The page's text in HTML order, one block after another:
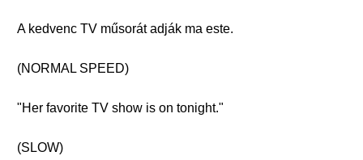
A kedvenc TV műsorát adják ma este.
(NORMAL SPEED)
"Her favorite TV show is on tonight."
(SLOW)